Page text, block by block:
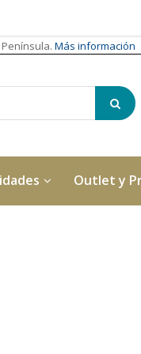
Más información
Outlet y